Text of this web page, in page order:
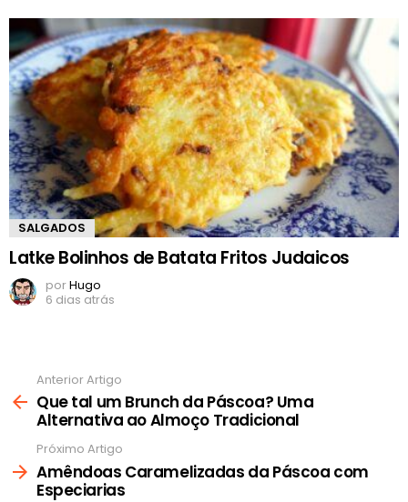
SALGADOS
Latke Bolinhos de Batata Fritos Judaicos
porHugo
6 dias atrás
mais
Anterior Artigo
Que tal um Brunch da Páscoa? Uma
Alternativa ao Almoço Tradicional
Próximo Artigo
Amêndoas Caramelizadas da Páscoa com
Especiarias